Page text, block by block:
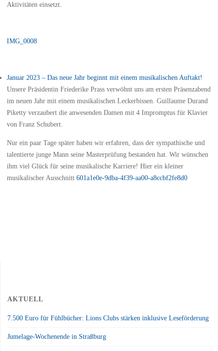
Aktivitäten einsetzt.
IMG_0008
Januar 2023 – Das neue Jahr beginnt mit einem musikalischen Auftakt!
Unsere Präsidentin Friederike Prass verwöhnt uns am ersten Präsenzabend
im neuen Jahr mit einem musikalischen Leckerbissen. Guillaume Durand
Piketty verzaubert die anwesenden Damen mit 4 Impromptus für Klavier
von Franz Schubert.
Nur ein paar Tage später haben wir erfahren, dass der sympathische und
talentierte junge Mann seine Masterprüfung bestanden hat. Wir wünschen
ihm viel Glück für seine musikalische Karriere! Hier ein kleiner
musikalischer Ausschnitt 601a1e0e-9dba-4f39-aa00-a8ccbf2fe8d0
AKTUELL
7.500 Euro für Fühlbücher: Lions Clubs stärken inklusive Leseförderung
Jumelage-Wochenende in Straßburg